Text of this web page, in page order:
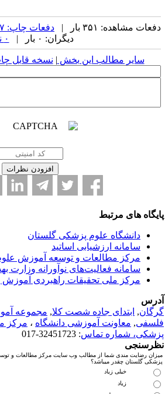
دفعات مشاهده: ۳۵۱ بار | دفعات چاپ: ۱۳۷ بار
دیگران: ۰ بار |
۰ نظر
سایر مطالب این بخش | نسخه قابل
های مرتبط
دانشگاه علوم پزشکی گلستان
سامانه ارزشیابی اساتید
مرکز مطالعات و توسعه آموزش
سامانه فعالیت‌های نوآورانه وزارت
مرکز ملی تحقیقات راهبردی آموزش
, ابتدای جاده شصت کلا, مجموعه
, معاونت آموزشی دانشگاه، مرکز
شماره تماس : 32451723-017
میزان رضایت مندی شما از مطالب وب سایت مرکز مطالعات و
پزشکی گلستان چقدر میباشد؟
خیلی زیاد
زیاد